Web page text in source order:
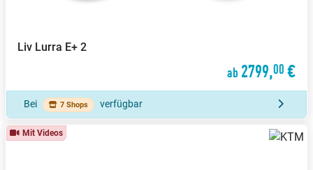
Liv Lurra E+ 2
ab 2799,00 €
Bei 7 Shops verfügbar
Mit Videos